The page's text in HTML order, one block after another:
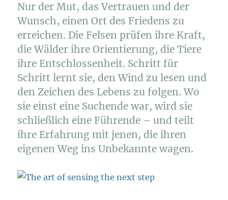
Nur der Mut, das Vertrauen und der
Wunsch, einen Ort des Friedens zu
erreichen. Die Felsen prüfen ihre Kraft,
die Wälder ihre Orientierung, die Tiere
ihre Entschlossenheit. Schritt für
Schritt lernt sie, den Wind zu lesen und
den Zeichen des Lebens zu folgen. Wo
sie einst eine Suchende war, wird sie
schließlich eine Führende – und teilt
ihre Erfahrung mit jenen, die ihren
eigenen Weg ins Unbekannte wagen.